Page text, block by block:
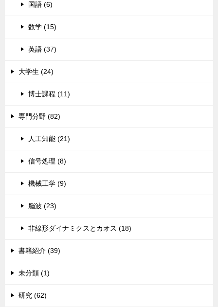
国語 (6)
数学 (15)
英語 (37)
大学生 (24)
博士課程 (11)
専門分野 (82)
人工知能 (21)
信号処理 (8)
機械工学 (9)
脳波 (23)
非線形ダイナミクスとカオス (18)
書籍紹介 (39)
未分類 (1)
研究 (62)